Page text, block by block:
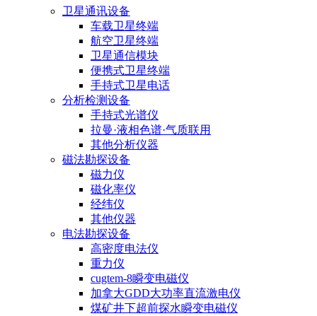
卫星通讯设备
车载卫星终端
航空卫星终端
卫星通信模块
便携式卫星终端
手持式卫星电话
分析检测设备
手持式光谱仪
拉曼·液相色谱·气质联用
其他分析仪器
磁法勘探设备
磁力仪
磁化率仪
经纬仪
其他仪器
电法勘探设备
高密度电法仪
重力仪
cugtem-8瞬变电磁仪
加拿大GDD大功率直流激电仪
煤矿井下超前探水瞬变电磁仪